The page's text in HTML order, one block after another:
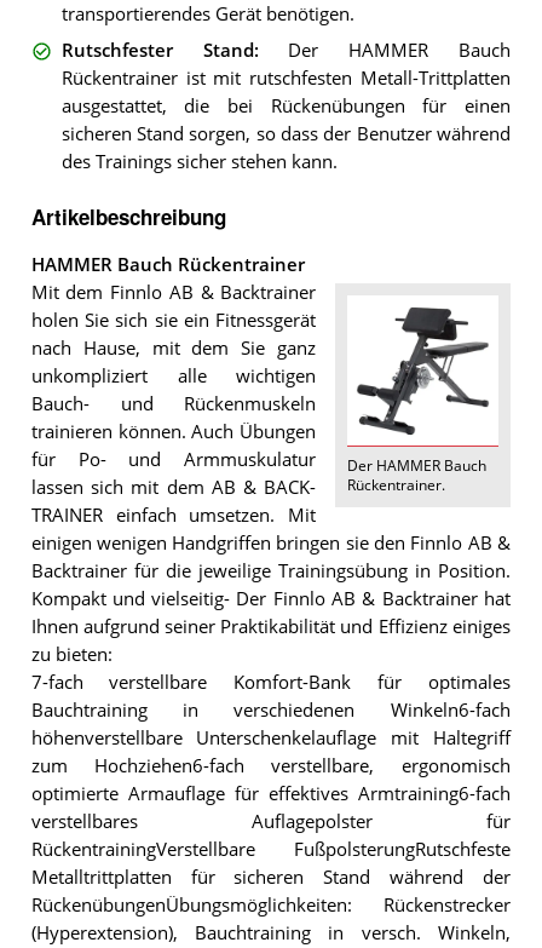
transportierendes Gerät benötigen.
Rutschfester Stand: Der HAMMER Bauch
Rückentrainer ist mit rutschfesten Metall-Trittplatten
ausgestattet, die bei Rückenübungen für einen
sicheren Stand sorgen, so dass der Benutzer während
des Trainings sicher stehen kann.
Artikelbeschreibung
HAMMER Bauch Rückentrainer
Der HAMMER Bauch
Rückentrainer.
Mit dem Finnlo AB & Backtrainer
holen Sie sich sie ein Fitnessgerät
nach Hause, mit dem Sie ganz
unkompliziert alle wichtigen
Bauch- und Rückenmuskeln
trainieren können. Auch Übungen
für Po- und Armmuskulatur
lassen sich mit dem AB & BACK-
TRAINER einfach umsetzen. Mit
einigen wenigen Handgriffen bringen sie den Finnlo AB &
Backtrainer für die jeweilige Trainingsübung in Position.
Kompakt und vielseitig- Der Finnlo AB & Backtrainer hat
Ihnen aufgrund seiner Praktikabilität und Effizienz einiges
zu bieten:
7-fach verstellbare Komfort-Bank für optimales
Bauchtraining in verschiedenen Winkeln6-fach
höhenverstellbare Unterschenkelauflage mit Haltegriff
zum Hochziehen6-fach verstellbare, ergonomisch
optimierte Armauflage für effektives Armtraining6-fach
verstellbares Auflagepolster für
RückentrainingVerstellbare FußpolsterungRutschfeste
Metalltrittplatten für sicheren Stand während der
RückenübungenÜbungsmöglichkeiten: Rückenstrecker
(Hyperextension), Bauchtraining in versch. Winkeln,